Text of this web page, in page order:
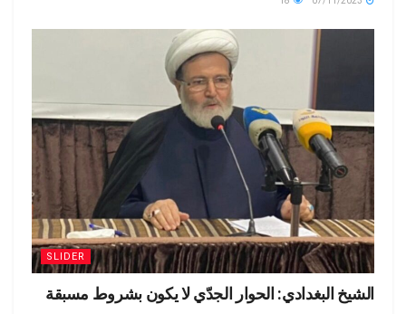
SLIDER
الشيخ البغدادي: الحوار الجدّي لا يكون بشروط مسبقة